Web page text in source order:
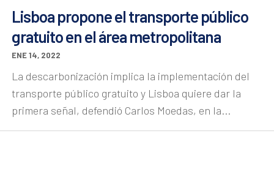
Lisboa propone el transporte público
gratuito en el área metropolitana
ENE 14, 2022
La descarbonización implica la implementación del
transporte público gratuito y Lisboa quiere dar la
primera señal, defendió Carlos Moedas, en la...